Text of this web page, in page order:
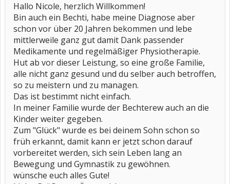
Hallo Nicole, herzlich Willkommen!
Bin auch ein Bechti, habe meine Diagnose aber
schon vor über 20 Jahren bekommen und lebe
mittlerweile ganz gut damit Dank passender
Medikamente und regelmäßiger Physiotherapie.
Hut ab vor dieser Leistung, so eine große Familie,
alle nicht ganz gesund und du selber auch betroffen,
so zu meistern und zu managen.
Das ist bestimmt nicht einfach.
In meiner Familie wurde der Bechterew auch an die
Kinder weiter gegeben.
Zum "Glück" wurde es bei deinem Sohn schon so
früh erkannt, damit kann er jetzt schon darauf
vorbereitet werden, sich sein Leben lang an
Bewegung und Gymnastik zu gewöhnen.
wünsche euch alles Gute!